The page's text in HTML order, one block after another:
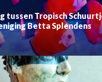
tussen Tropisch
Betta Splendens